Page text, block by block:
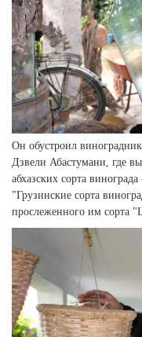
Он обустроил
Дзвели Абастумани, где
абхазских сорта
"Грузинские сорта
прослеженного им сорта